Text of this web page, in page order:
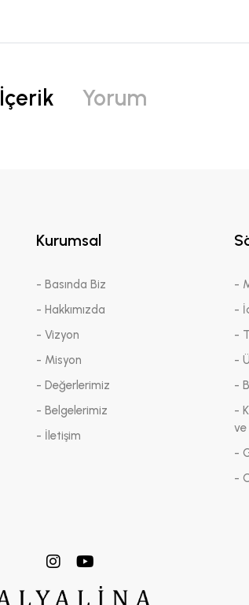
İçerik Yorum
Kurumsal
- Basında Biz
- Hakkımızda
- Vizyon
- Misyon
- Değerlerimiz
- Belgelerimiz
- İletişim
-
-
-
-
-
-
ve
-
-